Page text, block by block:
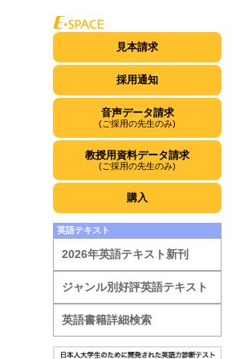
見本請求
採用通知
音声データ請求
(ご採用の先生のみ)
教授用資料データ請求
(ご採用の先生のみ)
購入
英語テキスト
2026年英語テキスト新刊
ジャンル別好評英語テキスト
英語書籍詳細検索